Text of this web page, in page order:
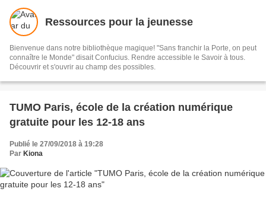
Ressources pour la jeunesse
Bienvenue dans notre bibliothèque magique! "Sans franchir la Porte, on peut
connaître le Monde" disait Confucius. Rendre accessible le Savoir à tous.
Découvrir et s'ouvrir au champ des possibles.
TUMO Paris, école de la création numérique
gratuite pour les 12-18 ans
Publié le 27/09/2018 à 19:28
Par Kiona